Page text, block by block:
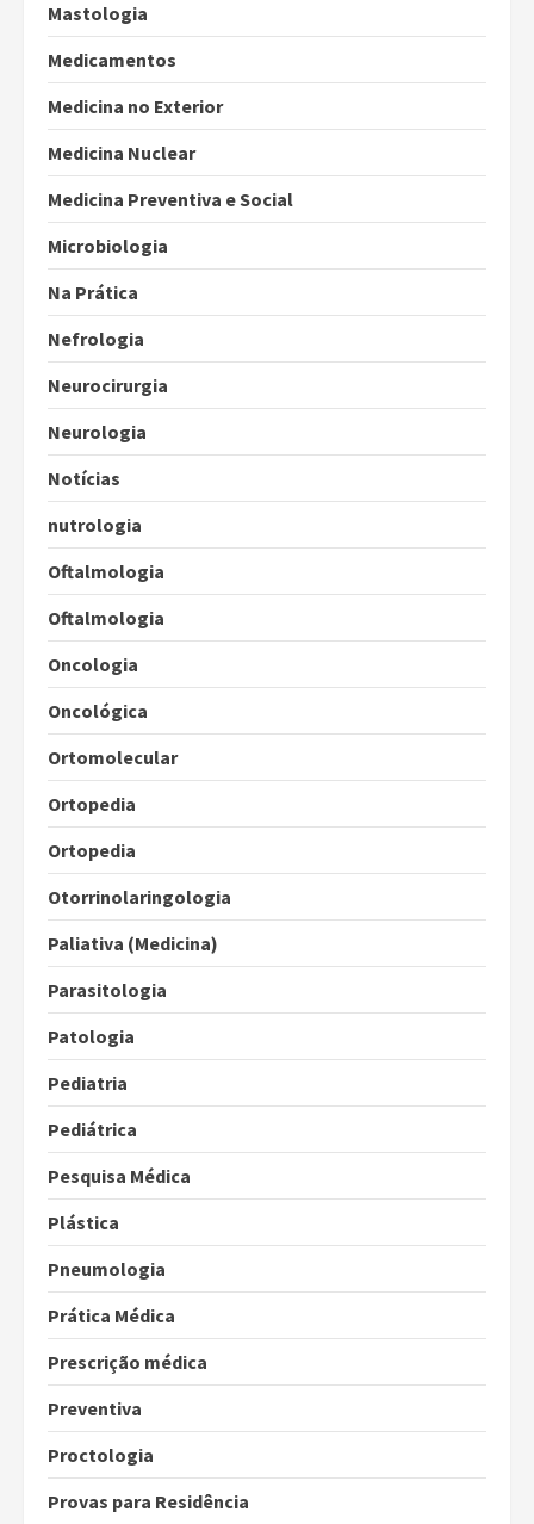
Mastologia
Medicamentos
Medicina no Exterior
Medicina Nuclear
Medicina Preventiva e Social
Microbiologia
Na Prática
Nefrologia
Neurocirurgia
Neurologia
Notícias
nutrologia
Oftalmologia
Oftalmologia
Oncologia
Oncológica
Ortomolecular
Ortopedia
Ortopedia
Otorrinolaringologia
Paliativa (Medicina)
Parasitologia
Patologia
Pediatria
Pediátrica
Pesquisa Médica
Plástica
Pneumologia
Prática Médica
Prescrição médica
Preventiva
Proctologia
Provas para Residência